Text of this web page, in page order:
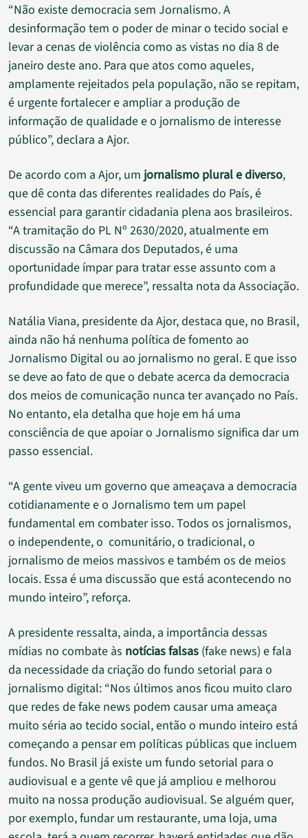
“Não existe democracia sem Jornalismo. A
desinformação tem o poder de minar o tecido social e
levar a cenas de violência como as vistas no dia 8 de
janeiro deste ano. Para que atos como aqueles,
amplamente rejeitados pela população, não se repitam,
é urgente fortalecer e ampliar a produção de
informação de qualidade e o jornalismo de interesse
público”, declara a Ajor.
De acordo com a Ajor, um jornalismo plural e diverso,
que dê conta das diferentes realidades do País, é
essencial para garantir cidadania plena aos brasileiros.
“A tramitação do PL Nº 2630/2020, atualmente em
discussão na Câmara dos Deputados, é uma
oportunidade ímpar para tratar esse assunto com a
profundidade que merece”, ressalta nota da Associação.
Natália Viana, presidente da Ajor, destaca que, no Brasil,
ainda não há nenhuma política de fomento ao
Jornalismo Digital ou ao jornalismo no geral. E que isso
se deve ao fato de que o debate acerca da democracia
dos meios de comunicação nunca ter avançado no País.
No entanto, ela detalha que hoje em há uma
consciência de que apoiar o Jornalismo significa dar um
passo essencial.
“A gente viveu um governo que ameaçava a democracia
cotidianamente e o Jornalismo tem um papel
fundamental em combater isso. Todos os jornalismos,
o independente, o comunitário, o tradicional, o
jornalismo de meios massivos e também os de meios
locais. Essa é uma discussão que está acontecendo no
mundo inteiro”, reforça.
A presidente ressalta, ainda, a importância dessas
mídias no combate às notícias falsas (fake news) e fala
da necessidade da criação do fundo setorial para o
jornalismo digital: “Nos últimos anos ficou muito claro
que redes de fake news podem causar uma ameaça
muito séria ao tecido social, então o mundo inteiro está
começando a pensar em políticas públicas que incluem
fundos. No Brasil já existe um fundo setorial para o
audiovisual e a gente vê que já ampliou e melhorou
muito na nossa produção audiovisual. Se alguém quer,
por exemplo, fundar um restaurante, uma loja, uma